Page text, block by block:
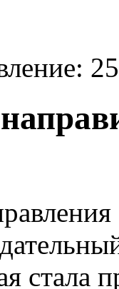
стала